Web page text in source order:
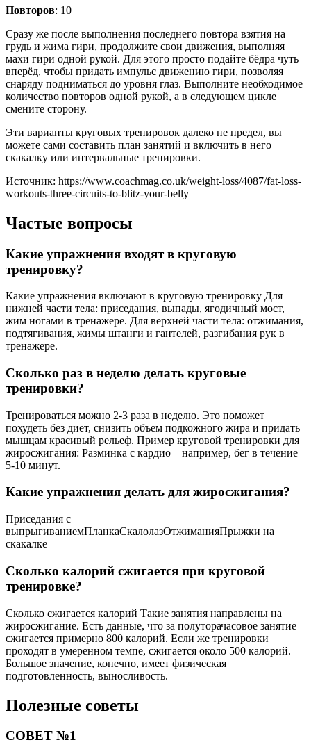
Повторов: 10
Сразу же после выполнения последнего повтора взятия на
грудь и жима гири, продолжите свои движения, выполняя
махи гири одной рукой. Для этого просто подайте бёдра чуть
вперёд, чтобы придать импульс движению гири, позволяя
снаряду подниматься до уровня глаз. Выполните необходимое
количество повторов одной рукой, а в следующем цикле
смените сторону.
Эти варианты круговых тренировок далеко не предел, вы
можете сами составить план занятий и включить в него
скакалку или интервальные тренировки.
Источник: https://www.coachmag.co.uk/weight-loss/4087/fat-loss-
workouts-three-circuits-to-blitz-your-belly
Частые вопросы
Какие упражнения входят в круговую
тренировку?
Какие упражнения включают в круговую тренировку Для
нижней части тела: приседания, выпады, ягодичный мост,
жим ногами в тренажере. Для верхней части тела: отжимания,
подтягивания, жимы штанги и гантелей, разгибания рук в
тренажере.
Сколько раз в неделю делать круговые
тренировки?
Тренироваться можно 2-3 раза в неделю. Это поможет
похудеть без диет, снизить объем подкожного жира и придать
мышцам красивый рельеф. Пример круговой тренировки для
жиросжигания: Разминка с кардио – например, бег в течение
5-10 минут.
Какие упражнения делать для жиросжигания?
Приседания с
выпрыгиваниемПланкаСкалолазОтжиманияПрыжки на
скакалке
Сколько калорий сжигается при круговой
тренировке?
Сколько сжигается калорий Такие занятия направлены на
жиросжигание. Есть данные, что за полуторачасовое занятие
сжигается примерно 800 калорий. Если же тренировки
проходят в умеренном темпе, сжигается около 500 калорий.
Большое значение, конечно, имеет физическая
подготовленность, выносливость.
Полезные советы
СОВЕТ №1